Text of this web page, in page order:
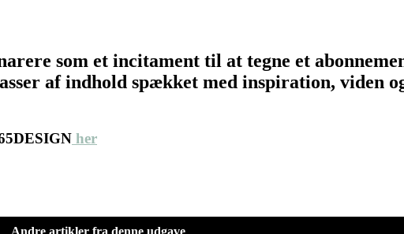
som et incitament til at tegne et
af indhold spækket med inspiration, viden
her